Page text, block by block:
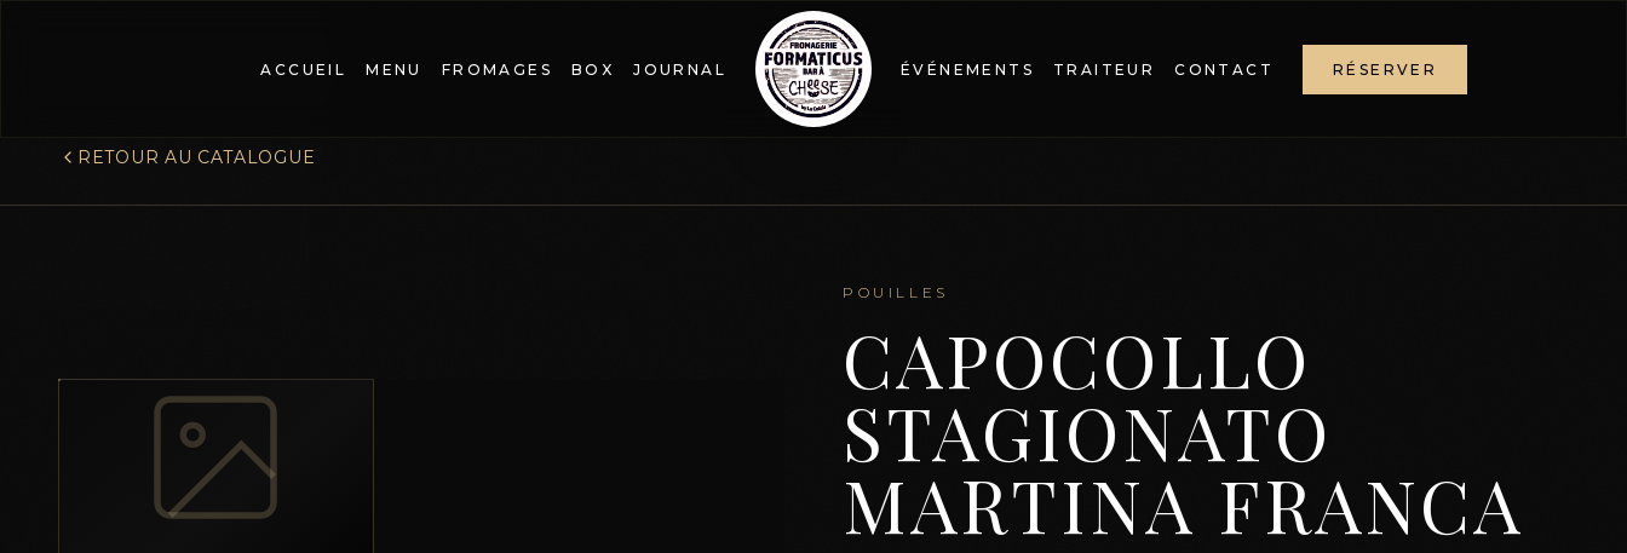
ACCUEIL MENU FROMAGES BOX JOURNAL ÉVÉNEMENTS TRAITEUR CONTACT RÉSERVER
RETOUR AU CATALOGUE
POUILLES
CAPOCOLLO
STAGIONATO
MARTINA FRANCA